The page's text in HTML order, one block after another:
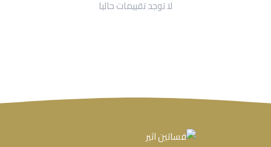
لا توجد تقييمات حاليا